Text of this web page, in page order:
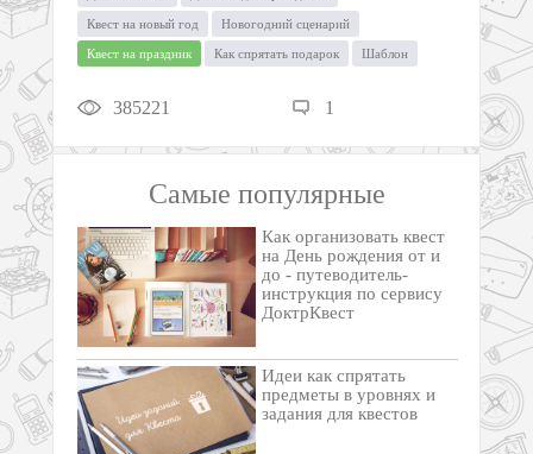
Квест на новый год Новогодний сценарий
Квест на праздник Как спрятать подарок Шаблон
385221 1
Самые популярные
Как организовать квест
на День рождения от и
до - путеводитель-
инструкция по сервису
ДоктрКвест
Идеи как спрятать
предметы в уровнях и
задания для квестов